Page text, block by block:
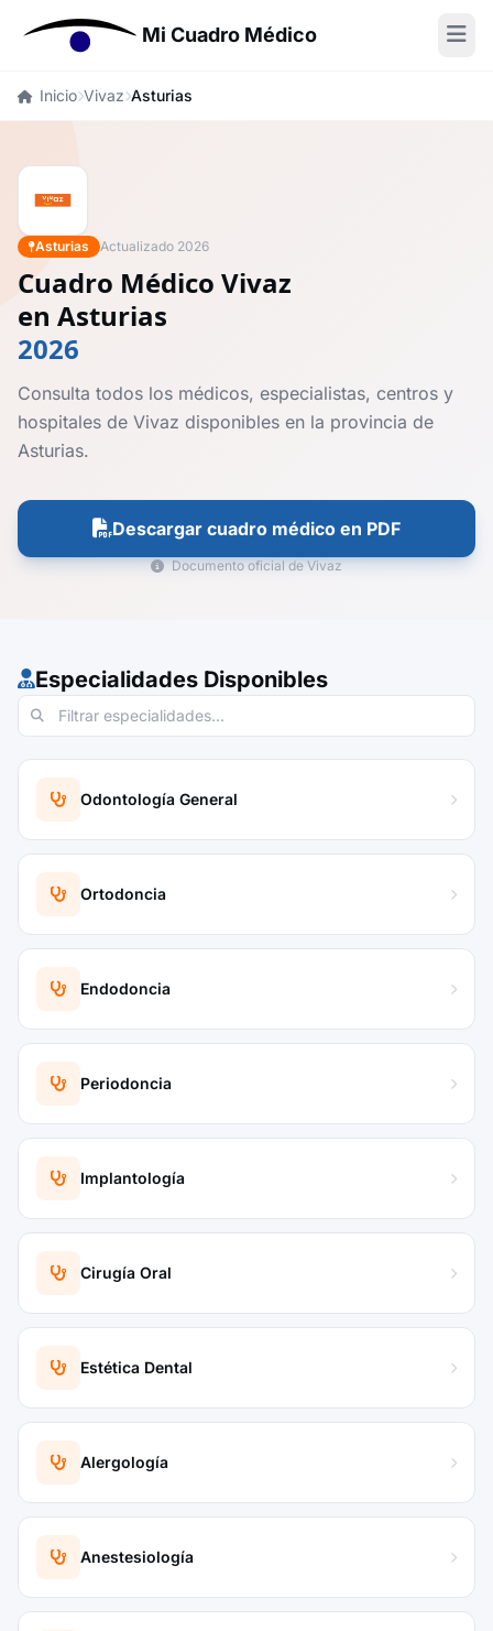
Mi Cuadro Médico
Inicio Vivaz Asturias
Asturias Actualizado 2026
Cuadro Médico Vivaz
en Asturias
2026
Consulta todos los médicos, especialistas, centros y
hospitales de Vivaz disponibles en la provincia de
Asturias.
Descargar cuadro médico en PDF
Documento oficial de Vivaz
Especialidades Disponibles
Odontología General
Ortodoncia
Endodoncia
Periodoncia
Implantología
Cirugía Oral
Estética Dental
Alergología
Anestesiología